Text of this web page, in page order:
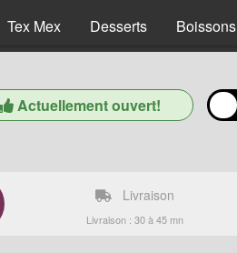
Tex Mex Desserts Boissons
Actuellement ouvert!
Livraison
Livraison : 30 à 45 mn